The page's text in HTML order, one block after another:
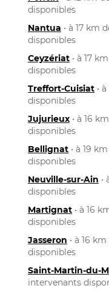
disponibles
Nantua • à 17 km
disponibles
Ceyzériat • à 17
disponibles
Treffort-Cuisiat •
disponibles
Jujurieux • à 16
disponibles
Bellignat • à 19
disponibles
Neuville-sur-Ain •
disponibles
Martignat • à 16
disponibles
Jasseron • à 16
disponibles
Saint-Martin-du-
intervenants